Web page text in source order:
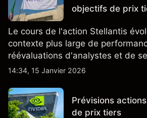
objectifs de prix
Le cours de l'action Stellantis
contexte plus large de
réévaluations d'analystes et de
changeant, qui ensemble aident à
14:34, 15 Janvier 2026
Prévisions
de prix tiers